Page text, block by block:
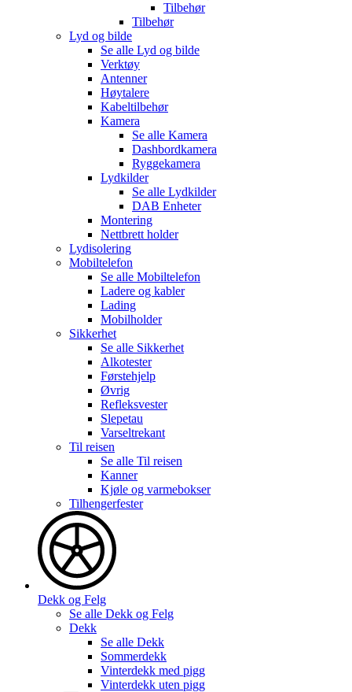
Tilbehør
Tilbehør
Lyd og bilde
Se alle Lyd og bilde
Verktøy
Antenner
Høytalere
Kabeltilbehør
Kamera
Se alle Kamera
Dashbordkamera
Ryggekamera
Lydkilder
Se alle Lydkilder
DAB Enheter
Montering
Nettbrett holder
Lydisolering
Mobiltelefon
Se alle Mobiltelefon
Ladere og kabler
Lading
Mobilholder
Sikkerhet
Se alle Sikkerhet
Alkotester
Førstehjelp
Øvrig
Refleksvester
Slepetau
Varseltrekant
Til reisen
Se alle Til reisen
Kanner
Kjøle og varmebokser
Tilhengerfester
Dekk og Felg
Se alle Dekk og Felg
Dekk
Se alle Dekk
Sommerdekk
Vinterdekk med pigg
Vinterdekk uten pigg